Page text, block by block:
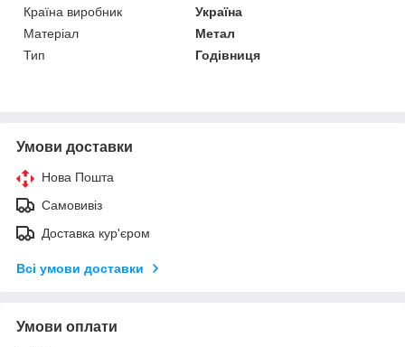
Країна виробник
Україна
Матеріал
Метал
Тип
Годівниця
Умови доставки
Нова Пошта
Самовивіз
Доставка кур'єром
Всі умови доставки
Умови оплати